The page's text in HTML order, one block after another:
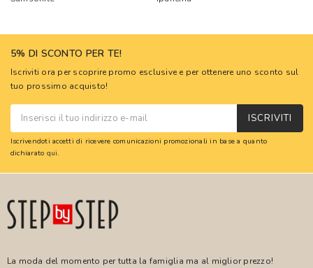
5% DI SCONTO PER TE!
Iscriviti ora per scoprire promo esclusive e per ottenere uno sconto sul
tuo prossimo acquisto!
ISCRIVITI
Iscrivendoti accetti di ricevere comunicazioni promozionali in base a quanto
dichiarato qui.
La moda del momento per tutta la famiglia ma al miglior prezzo!